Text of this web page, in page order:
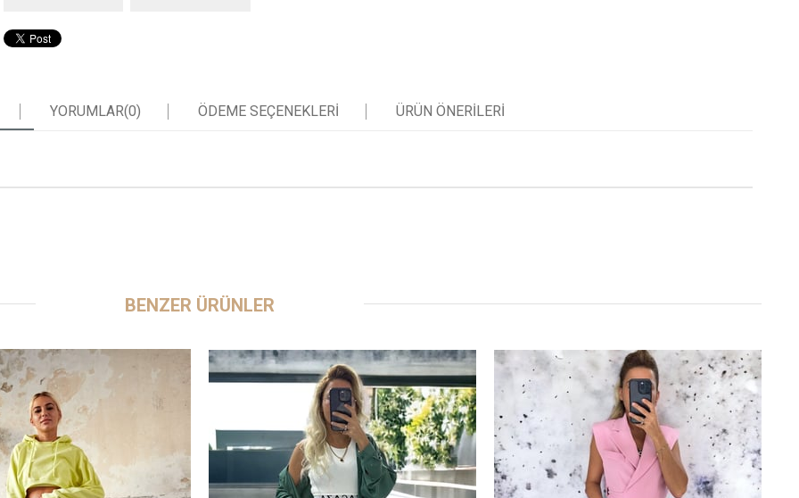
YORUMLAR(0) ÖDEME SEÇENEKLERI ÜRÜN ÖNERILERI
BENZER ÜRÜNLER